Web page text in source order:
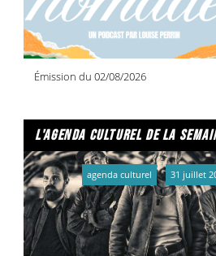
Émission du 02/08/2026
l'agenda culturel de la
agenda culturel 31 juillet